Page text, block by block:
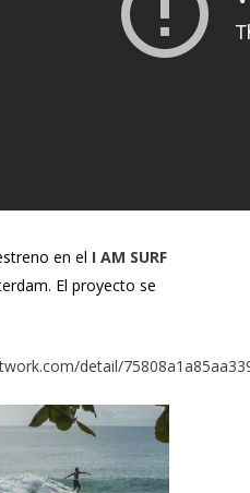
en el I AM SURF
El proyecto se
detail/